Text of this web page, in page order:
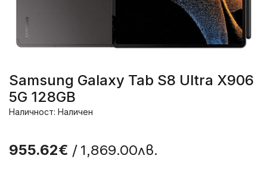
Samsung Galaxy Tab S8 Ultra X906
5G 128GB
Наличност: Наличен
955.62€ / 1,869.00лв.